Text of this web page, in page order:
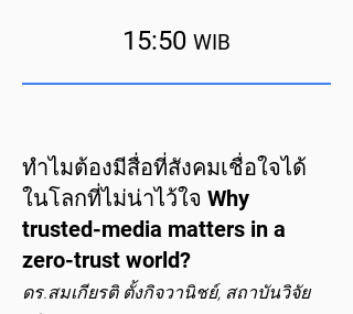
15:50 WIB
ทำไมต้องมีสื่อที่สังคมเชื่อใจได้
ในโลกที่ไม่น่าไว้ใจ Why
trusted-media matters in a
zero-trust world?
ดร.สมเกียรติ ตั้งกิจวานิชย์, สถาบันวิจัย